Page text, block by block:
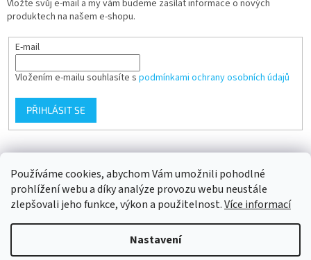
Používáme cookies, abychom Vám umožnili pohodlné
prohlížení webu a díky analýze provozu webu neustále
zlepšovali jeho funkce, výkon a použitelnost.Více informací
Nastavení
Vložte svůj e-mail a my vám budeme zasílat informace o nových
produktech na našem e-shopu.
E-mail
Vložením e-mailu souhlasíte s podmínkami ochrany osobních údajů
PŘIHLÁSIT SE
Vytvořil Shoptet